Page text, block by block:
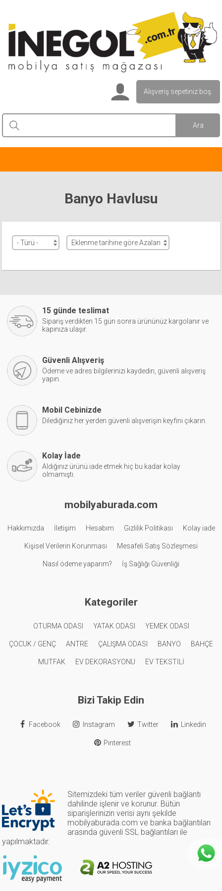
Alışveriş sepetiniz boş.
Banyo Havlusu
15 günde teslimat
Sipariş verdikten 15 gün sonra ürününüz kargolanır ve
kapınıza ulaşır.
Güvenli Alışveriş
Ödeme ve adres bilgilerinizi kaydedin, güvenli alışveriş
yapın.
Mobil Cebinizde
Dilediğiniz her yerden güvenli alışverişin keyfini çıkarın.
Kolay İade
Aldığınız ürünü iade etmek hiç bu kadar kolay
olmamıştı.
mobilyaburada.com
Hakkımızda İletişim Hesabım Gizlilik Politikası Kolay iade
Kişisel Verilerin Korunması Mesafeli Satış Sözleşmesi
Nasıl ödeme yaparım? İş Sağlığı Güvenliği
Kategoriler
OTURMA ODASI YATAK ODASI YEMEK ODASI
ÇOCUK / GENÇ ANTRE ÇALIŞMA ODASI BANYO BAHÇE
MUTFAK EV DEKORASYONU EV TEKSTİLİ
Bizi Takip Edin
Facebook Instagram Twitter Linkedin
Pinterest
Sitemizdeki tüm veriler güvenli bağlantı
dahilinde işlenir ve korunur. Bütün
siparişlerinizin verisi aynı şekilde
mobilyaburada.com ve banka bağlantıları
arasında güvenli SSL bağlantıları ile
yapılmaktadır.